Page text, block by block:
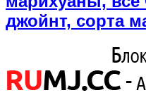
джойнт, сорта